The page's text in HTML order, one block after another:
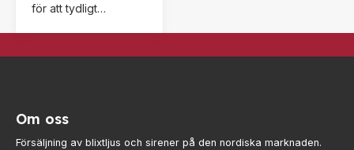
för att tydligt
Om oss
Försäljning av blixtljus och sirener på den nordiska marknaden.